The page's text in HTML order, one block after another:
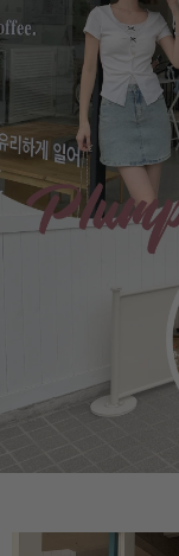
背心
小香風 透膚
襯衫 褲裙
涼感